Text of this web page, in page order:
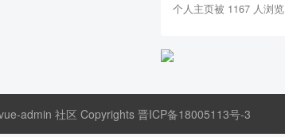
个人主页被 1167 人浏览
admin 社区 Copyrights晋ICP备18005113号-3